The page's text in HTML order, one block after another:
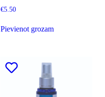
€5.50
Pievienot grozam